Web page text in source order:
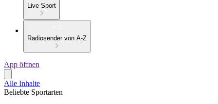
Live Sport
Radiosender von A-Z
App öffnen
Alle Inhalte
Beliebte Sportarten